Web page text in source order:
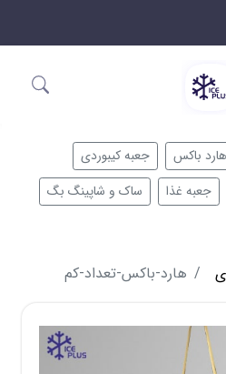
هارد باکس
جعبه کیبوردی
جعبه غذا
ساک و شاپینگ بگ
هارد-باکس-تعداد-کم